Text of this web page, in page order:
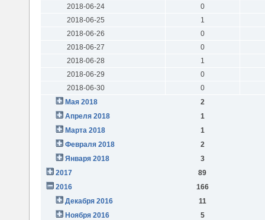
2018-06-24
0
2018-06-25
1
2018-06-26
0
2018-06-27
0
2018-06-28
1
2018-06-29
0
2018-06-30
0
Мая 2018
2
Апреля 2018
1
Марта 2018
1
Февраля 2018
2
Января 2018
3
2017
89
2016
166
Декабря 2016
11
Ноября 2016
5